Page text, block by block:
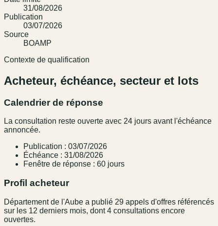
31/08/2026
Publication
03/07/2026
Source
BOAMP
Contexte de qualification
Acheteur, échéance, secteur et lots
Calendrier de réponse
La consultation reste ouverte avec 24 jours avant l'échéance
annoncée.
Publication : 03/07/2026
Échéance : 31/08/2026
Fenêtre de réponse : 60 jours
Profil acheteur
Département de l'Aube a publié 29 appels d'offres référencés
sur les 12 derniers mois, dont 4 consultations encore
ouvertes.